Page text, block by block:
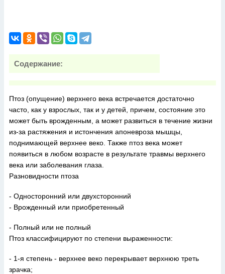
Содержание:
Птоз (опущение) верхнего века встречается достаточно
часто, как у взрослых, так и у детей, причем, состояние это
может быть врожденным, а может развиться в течение жизни
из-за растяжения и истончения апоневроза мышцы,
поднимающей верхнее веко. Также птоз века может
появиться в любом возрасте в результате травмы верхнего
века или заболевания глаза.
Разновидности птоза
- Односторонний или двухсторонний
- Врожденный или приобретенный
- Полный или не полный
Птоз классифицируют по степени выраженности:
- 1-я степень - верхнее веко перекрывает верхнюю треть
зрачка;